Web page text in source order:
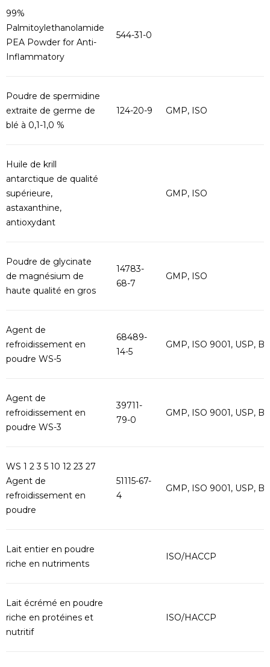
99%
Palmitoylethanolamide
PEA Powder for Anti-
Inflammatory
544-31-0
Poudre de spermidine
extraite de germe de
blé à 0,1-1,0 %
124-20-9 GMP, ISO
Huile de krill
antarctique de qualité
supérieure,
astaxanthine,
antioxydant
GMP, ISO
Poudre de glycinate
de magnésium de
haute qualité en gros
14783-
68-7
GMP, ISO
Agent de
refroidissement en
poudre WS-5
68489-
14-5
GMP, ISO 9001, USP,
Agent de
refroidissement en
poudre WS-3
39711-
79-0
GMP, ISO 9001, USP,
WS 1 2 3 5 10 12 23 27
Agent de
refroidissement en
poudre
51115-67-
4
GMP, ISO 9001, USP,
Lait entier en poudre
riche en nutriments
ISO/HACCP
Lait écrémé en poudre
riche en protéines et
nutritif
ISO/HACCP